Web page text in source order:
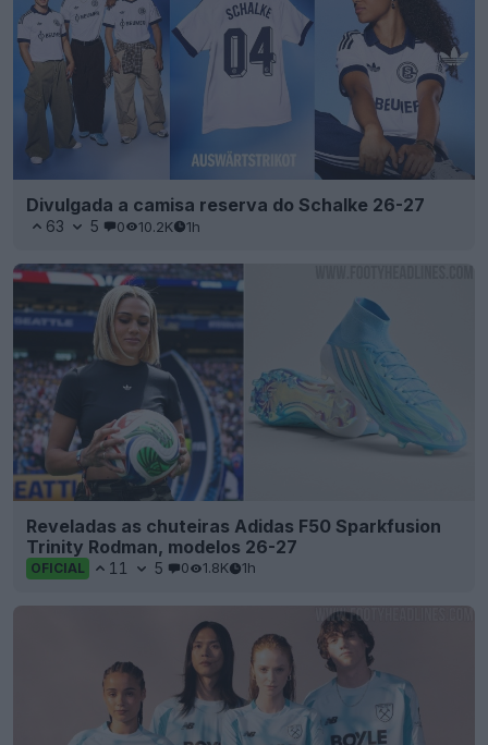
Divulgada a camisa reserva do Schalke 26-27
63 5 0 10.2K 1h
Reveladas as chuteiras Adidas F50 Sparkfusion
Trinity Rodman, modelos 26-27
OFICIAL 11 5 0 1.8K 1h